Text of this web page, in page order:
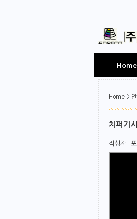
Home
Home >
치퍼기
페이
작성자